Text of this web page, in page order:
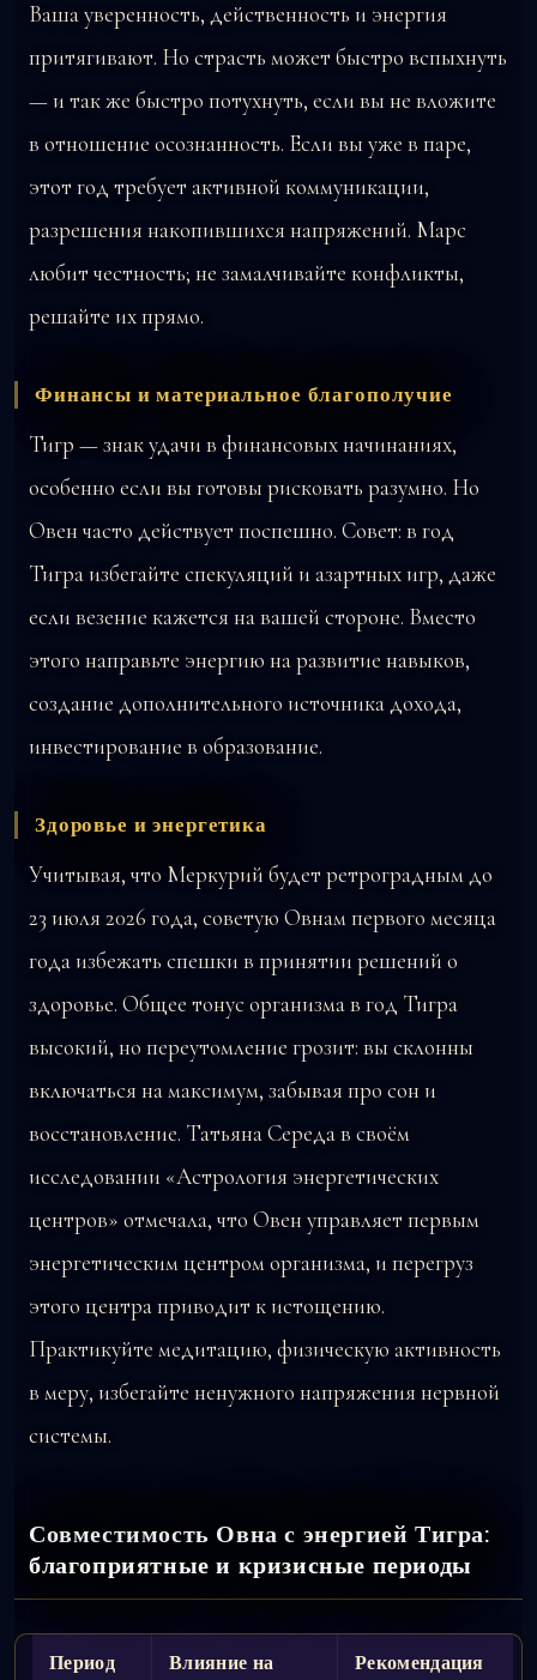
Ваша уверенность, действенность и энергия
притягивают. Но страсть может быстро вспыхнуть
— и так же быстро потухнуть, если вы не вложите
в отношение осознанность. Если вы уже в паре,
этот год требует активной коммуникации,
разрешения накопившихся напряжений. Марс
любит честность; не замалчивайте конфликты,
решайте их прямо.
Финансы и материальное благополучие
Тигр — знак удачи в финансовых начинаниях,
особенно если вы готовы рисковать разумно. Но
Овен часто действует поспешно. Совет: в год
Тигра избегайте спекуляций и азартных игр, даже
если везение кажется на вашей стороне. Вместо
этого направьте энергию на развитие навыков,
создание дополнительного источника дохода,
инвестирование в образование.
Здоровье и энергетика
Учитывая, что Меркурий будет ретроградным до
23 июля 2026 года, советую Овнам первого месяца
года избежать спешки в принятии решений о
здоровье. Общее тонус организма в год Тигра
высокий, но переутомление грозит: вы склонны
включаться на максимум, забывая про сон и
восстановление. Татьяна Середа в своём
исследовании «Астрология энергетических
центров» отмечала, что Овен управляет первым
энергетическим центром организма, и перегруз
этого центра приводит к истощению.
Практикуйте медитацию, физическую активность
в меру, избегайте ненужного напряжения нервной
системы.
Совместимость Овна с энергией Тигра:
благоприятные и кризисные периоды
Период
Влияние на
Рекомендация